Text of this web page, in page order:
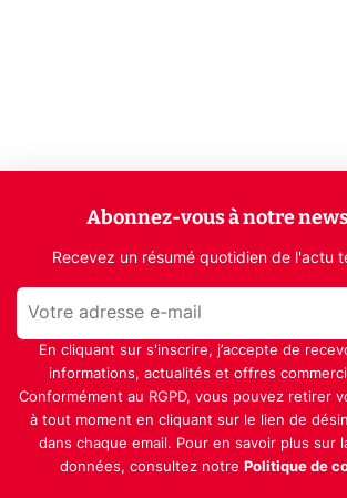
Abonnez-vous à notre
Recevez un résumé quotidien de l'actu
En cliquant sur s'inscrire, j’accepte de
informations, actualités et offres
Conformément au RGPD, vous pouvez retirer
à tout moment en cliquant sur le lien de
dans chaque email. Pour en savoir plus sur
données, consultez notre Politique de